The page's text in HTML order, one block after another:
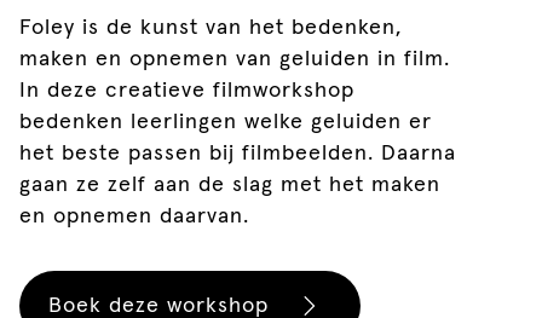
Foley is de kunst van het bedenken,
maken en opnemen van geluiden in film.
In deze creatieve filmworkshop
bedenken leerlingen welke geluiden er
het beste passen bij filmbeelden. Daarna
gaan ze zelf aan de slag met het maken
en opnemen daarvan.
Boek deze workshop